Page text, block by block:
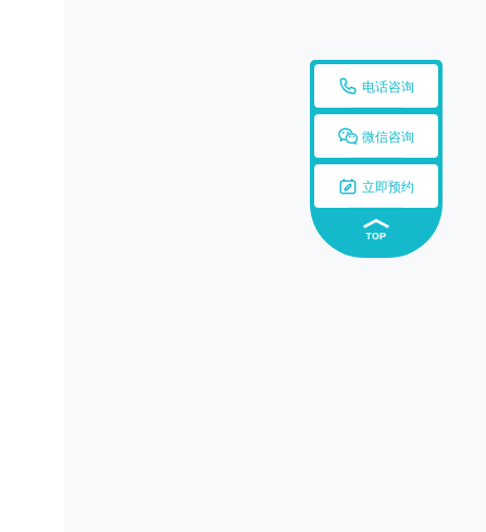
 电话咨询
 微信咨询
 立即预约